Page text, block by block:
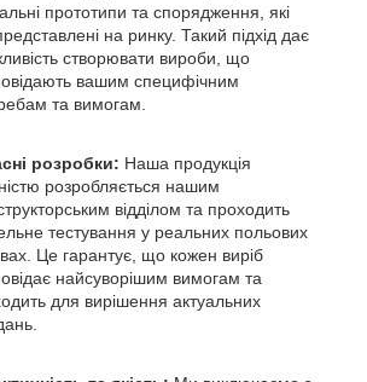
прототипи та спорядження, які
на ринку. Такий підхід дає
створювати вироби, що
вашим специфічним
та вимогам.
розробки: Наша продукція
розробляється нашим
відділом та проходить
тестування у реальних польових
Це гарантує, що кожен виріб
найсуворішим вимогам та
для вирішення актуальних